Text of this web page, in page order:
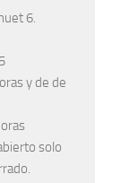
6.
y de de
solo